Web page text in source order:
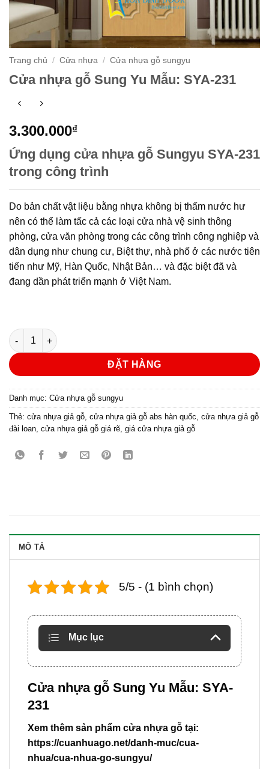
Trang chủ / Cửa nhựa / Cửa nhựa gỗ sungyu
Cửa nhựa gỗ Sung Yu Mẫu: SYA-231
3.300.000₫
Ứng dụng cửa nhựa gỗ Sungyu SYA-231
trong công trình
Do bản chất vật liệu bằng nhựa không bị thấm nước hư
nên có thể làm tấc cả các loại cửa nhà vệ sinh thông
phòng, cửa văn phòng trong các công trình công nghiệp và
dân dụng như chung cư, Biệt thự, nhà phố ở các nước tiên
tiến như Mỹ, Hàn Quốc, Nhật Bản… và đặc biệt đã và
đang dần phát triển mạnh ở Việt Nam.
Cửa nhựa gỗ Sung Yu Mẫu: SYA-231 số lượng
ĐẶT HÀNG
Danh mục: Cửa nhựa gỗ sungyu
Thẻ: cửa nhựa giả gỗ, cửa nhựa giả gỗ abs hàn quốc, cửa nhựa giả gỗ
đài loan, cửa nhựa giả gỗ giá rẽ, giá cửa nhựa giả gỗ
MÔ TẢ
5/5 - (1 bình chọn)
Mục lục
Cửa nhựa gỗ Sung Yu Mẫu: SYA-
231
Xem thêm sản phẩm cửa nhựa gỗ tại:
https://cuanhuago.net/danh-muc/cua-
nhua/cua-nhua-go-sungyu/